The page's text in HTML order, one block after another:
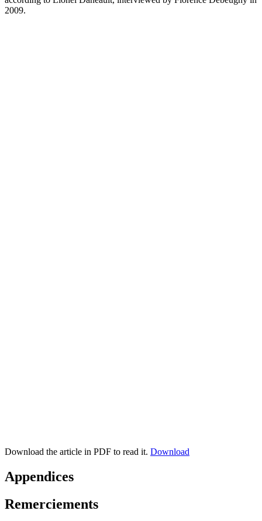
2009.
Download the article in PDF to read it. Download
Appendices
Remerciements